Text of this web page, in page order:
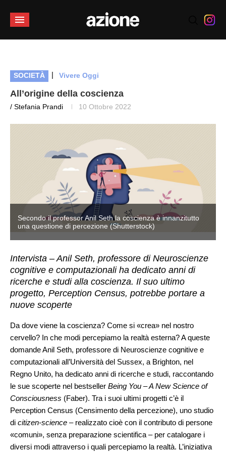
SOCIETÀ | Vivere Oggi
All’origine della coscienza
/ Stefania Prandi 10 Ottobre 2022
Secondo il professor Anil Seth la coscienza è innanzitutto
una questione di percezione (Shutterstock)
Intervista – Anil Seth, professore di Neuroscienze
cognitive e computazionali ha dedicato anni di
ricerche e studi alla coscienza. Il suo ultimo
progetto, Perception Census, potrebbe portare a
nuove scoperte
Da dove viene la coscienza? Come si «crea» nel nostro
cervello? In che modi percepiamo la realtà esterna? A queste
domande Anil Seth, professore di Neuroscienze cognitive e
computazionali all’Università del Sussex, a Brighton, nel
Regno Unito, ha dedicato anni di ricerche e studi, raccontando
le sue scoperte nel bestseller Being You – A New Science of
Consciousness (Faber). Tra i suoi ultimi progetti c’è il
Perception Census (Censimento della percezione), uno studio
di citizen-science – realizzato cioè con il contributo di persone
«comuni», senza preparazione scientifica – per catalogare i
diversi modi attraverso i quali percepiamo la realtà. L’iniziativa